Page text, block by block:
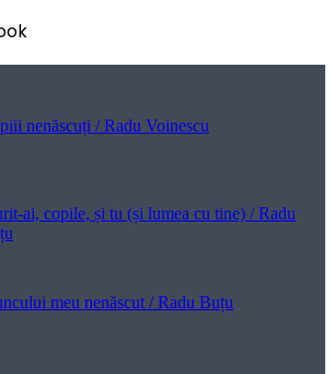
nenăscuți / Radu Voinescu
ai, copile, și tu (și lumea cu tine) / Radu
meu nenăscut / Radu Buțu